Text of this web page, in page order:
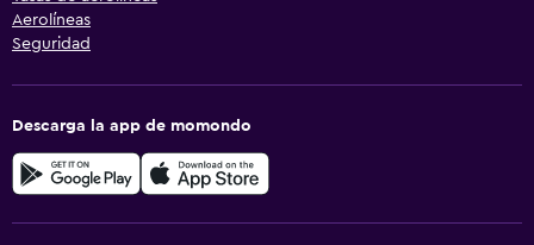
Aerolíneas
Seguridad
Descarga la app de momondo